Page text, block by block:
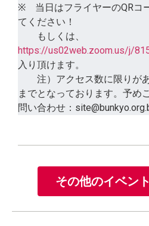
※ 当日はフライヤーのQRコ
てください！
もしくは、
https://us02web.zoom.us/j/
入り頂けます。
注）アクセス数に限りがあ
までとなっております。予め
問い合わせ：
その他のイベン